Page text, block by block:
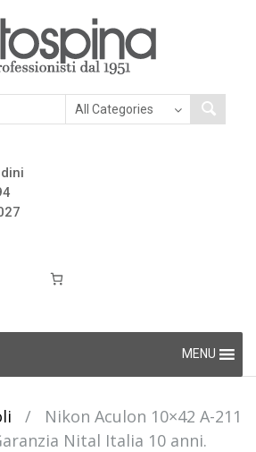
MENU
/
Nikon Aculon 10×42 A-211
Nital Italia 10 anni.